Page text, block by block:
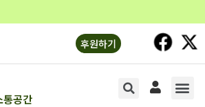
후원하기
통공간